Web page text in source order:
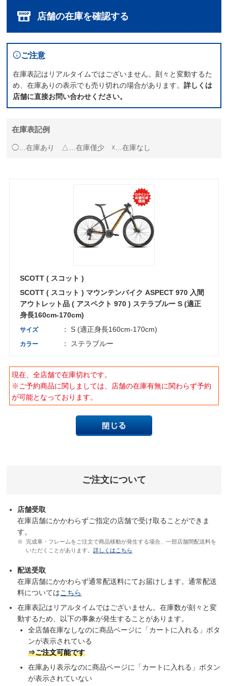
店舗の在庫を確認する
ご注意
在庫表記はリアルタイムではございません。刻々と変動するた
め、在庫ありの表示でも売り切れの場合があります。詳しくは
店舗に直接お問い合わせください。
在庫表記例
◯…在庫あり △…在庫僅少 ☓…在庫なし
SCOTT ( スコット )
SCOTT ( スコット ) マウンテンバイク ASPECT 970 入間
アウトレット品 ( アスペクト 970 ) ステラブルー S (適正
身長160cm-170cm)
サイズ ： S (適正身長160cm-170cm)
カラー ： ステラブルー
現在、全店舗で在庫切れです。
※ご予約商品に関しましては、店舗の在庫有無に関わらず予約
が可能となっております。
ご注文について
店舗受取
在庫店舗にかかわらずご指定の店舗で受け取ることができま
す。
完成車・フレームをご注文で商品移動が発生する場合、一部店舗間配送料を
いただくことがあります。詳しくはこちら
配送受取
在庫店舗にかかわらず通常配送料にてお届けします。通常配送
料についてはこちら
在庫表記はリアルタイムではございません。在庫数が刻々と変
動するため、以下の事象が発生することがあります。
全店舗在庫なしなのに商品ページに「カートに入れる」ボタ
ンが表示されている
⇒ご注文可能です
在庫あり表示なのに商品ページに「カートに入れる」ボタン
が表示されていない